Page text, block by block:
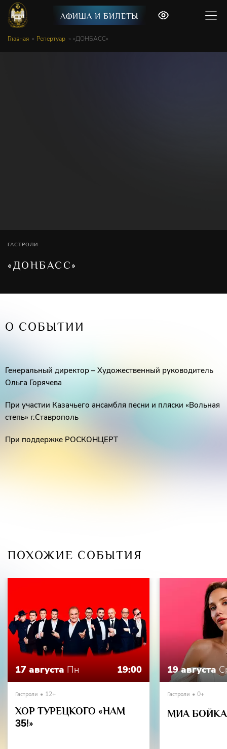
АФИША И БИЛЕТЫ
Главная Репертуар «ДОНБАСС»
ГАСТРОЛИ
«ДОНБАСС»
О СОБЫТИИ
Генеральный директор – Художественный руководитель
Ольга Горячева
При участии Казачьего ансамбля песни и пляски «Вольная
степь» г.Ставрополь
При поддержке РОСКОНЦЕРТ
ПОХОЖИЕ СОБЫТИЯ
17 августа Пн 19:00
Гастроли 12+
ХОР ТУРЕЦКОГО «НАМ
35!»
19 августа
Гастроли 0+
МИА БОЙКА